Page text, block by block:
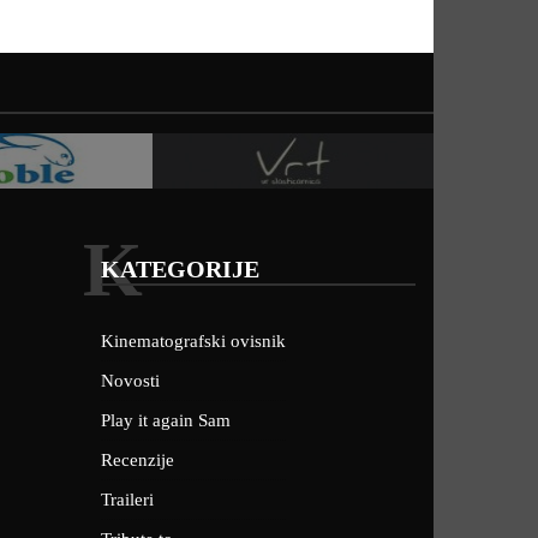
KATEGORIJE
K
Kinematografski ovisnik
Novosti
Play it again Sam
Recenzije
Traileri